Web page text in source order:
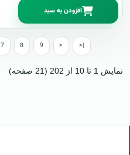
افزودن به سبد
7 8 9 > >|
نمایش 1 تا 10 از 202 (21 صفحه)